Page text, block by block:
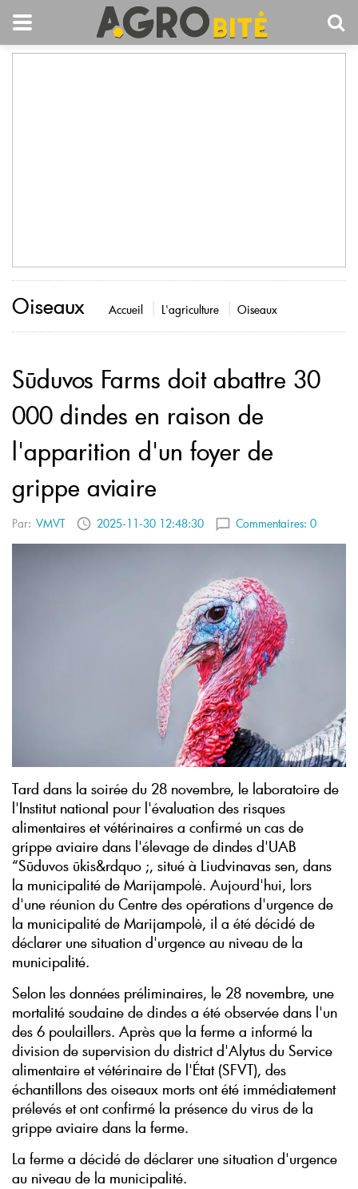
Oiseaux Accueil L'agriculture Oiseaux
Sūduvos Farms doit abattre 30
000 dindes en raison de
l'apparition d'un foyer de
grippe aviaire
Par: VMVT 2025-11-30 12:48:30 Commentaires: 0
Tard dans la soirée du 28 novembre, le laboratoire de
l'Institut national pour l'évaluation des risques
alimentaires et vétérinaires a confirmé un cas de
grippe aviaire dans l'élevage de dindes d'UAB
“Sūduvos ūkis&rdquo ;, situé à Liudvinavas sen, dans
la municipalité de Marijampolė. Aujourd'hui, lors
d'une réunion du Centre des opérations d'urgence de
la municipalité de Marijampolė, il a été décidé de
déclarer une situation d'urgence au niveau de la
municipalité.
Selon les données préliminaires, le 28 novembre, une
mortalité soudaine de dindes a été observée dans l'un
des 6 poulaillers. Après que la ferme a informé la
division de supervision du district d'Alytus du Service
alimentaire et vétérinaire de l'État (SFVT), des
échantillons des oiseaux morts ont été immédiatement
prélevés et ont confirmé la présence du virus de la
grippe aviaire dans la ferme.
La ferme a décidé de déclarer une situation d'urgence
au niveau de la municipalité.